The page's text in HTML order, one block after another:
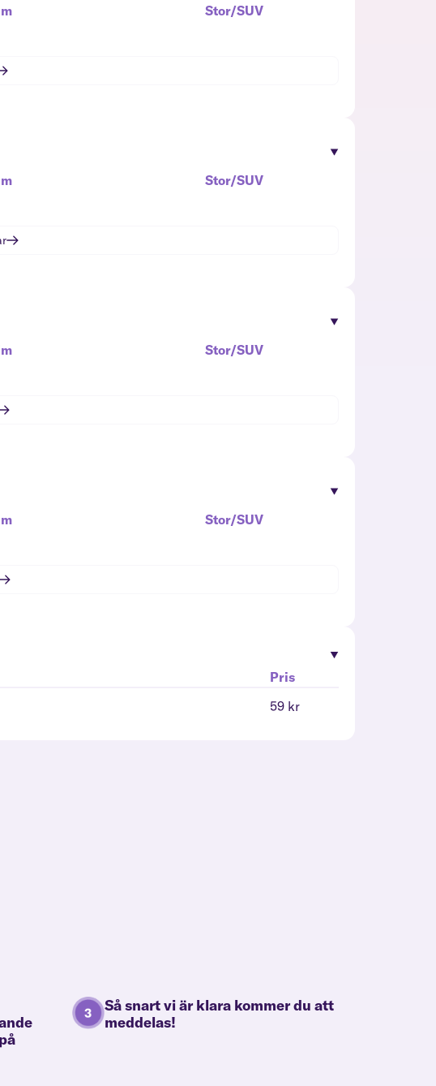
Stor/SUV
Stor/SUV
Stor/SUV
Stor/SUV
Pris
59 kr
Så snart vi är klara kommer du att
meddelas!